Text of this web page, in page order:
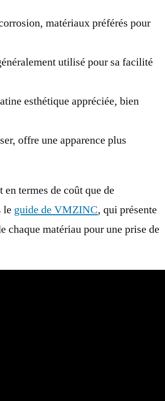
matériaux préférés pour
utilisé pour sa facilité
esthétique appréciée, bien
offre une apparence plus
termes de coût que de
le guide de VMZINC, qui présente
chaque matériau pour une prise de